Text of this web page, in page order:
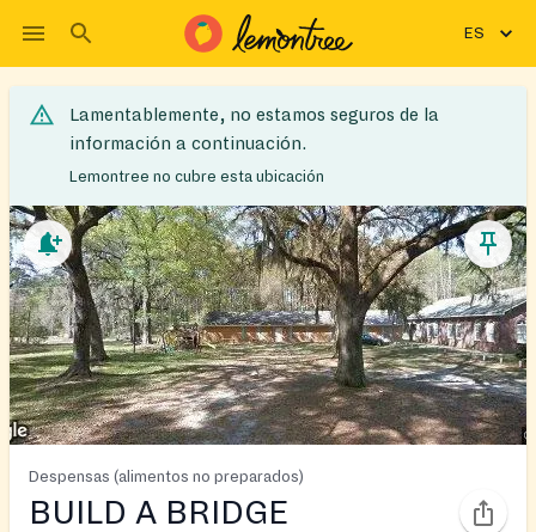
ES
Lamentablemente, no estamos seguros de la
información a continuación.
Lemontree no cubre esta ubicación
Despensas (alimentos no preparados)
BUILD A BRIDGE